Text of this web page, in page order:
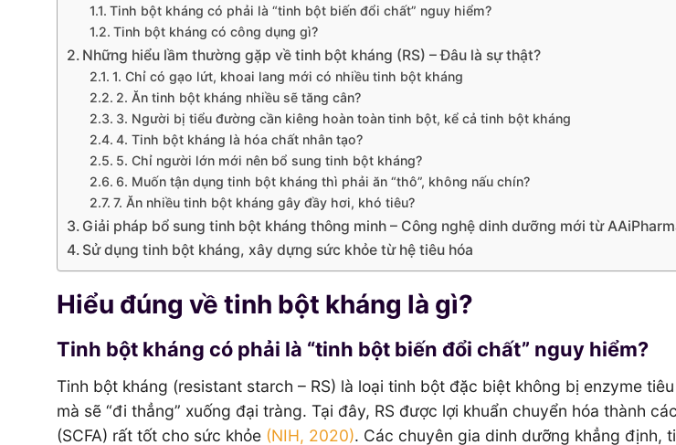
Tinh bột kháng có phải là “tinh bột biến đổi chất” nguy hiểm?
Tinh bột kháng có công dụng gì?
Những hiểu lầm thường gặp về tinh bột kháng (RS) – Đâu là sự thật?
1. Chỉ có gạo lứt, khoai lang mới có nhiều tinh bột kháng
2. Ăn tinh bột kháng nhiều sẽ tăng cân?
3. Người bị tiểu đường cần kiêng hoàn toàn tinh bột, kể cả tinh bột kháng
4. Tinh bột kháng là hóa chất nhân tạo?
5. Chỉ người lớn mới nên bổ sung tinh bột kháng?
6. Muốn tận dụng tinh bột kháng thì phải ăn “thô”, không nấu chín?
7. Ăn nhiều tinh bột kháng gây đầy hơi, khó tiêu?
Giải pháp bổ sung tinh bột kháng thông minh – Công nghệ dinh dưỡng mới từ
Sử dụng tinh bột kháng, xây dựng sức khỏe từ hệ tiêu hóa
Hiểu đúng về tinh bột kháng là gì?
Tinh bột kháng có phải là “tinh bột biến đổi chất” nguy hiểm?
Tinh bột kháng (resistant starch – RS) là loại tinh bột đặc biệt không bị enzyme
mà sẽ “đi thẳng” xuống đại tràng. Tại đây, RS được lợi khuẩn chuyển hóa thành
(SCFA) rất tốt cho sức khỏe (NIH, 2020). Các chuyên gia dinh dưỡng khẳng định,